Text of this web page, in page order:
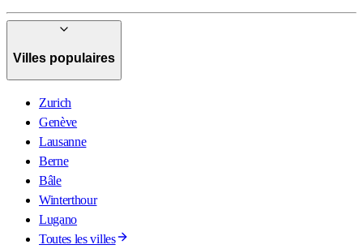
Villes populaires
Zurich
Genève
Lausanne
Berne
Bâle
Winterthour
Lugano
Toutes les villes